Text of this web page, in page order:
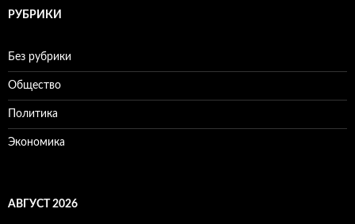
РУБРИКИ
Без рубрики
Общество
Политика
Экономика
АВГУСТ 2026